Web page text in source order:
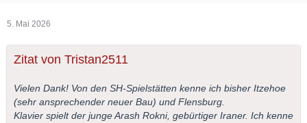
5. Mai 2026
Zitat von Tristan2511
Vielen Dank! Von den SH-Spielstätten kenne ich bisher Itzehoe
(sehr ansprechender neuer Bau) und Flensburg.
Klavier spielt der junge Arash Rokni, gebürtiger Iraner. Ich kenne